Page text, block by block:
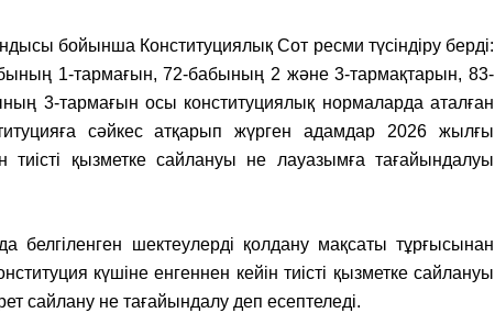
бойынша Конституциялық Сот ресми түсіндіру берді:
1-тармағын, 72-бабының 2 және 3-тармақтарын, 83-
3-тармағын осы конституциялық нормаларда аталған
сәйкес атқарып жүрген адамдар 2026 жылғы
тиісті қызметке сайлануы не лауазымға тағайындалуы
белгіленген шектеулерді қолдану мақсаты тұрғысынан
күшіне енгеннен кейін тиісті қызметке сайлануы
сайлану не тағайындалу деп есептеледі.